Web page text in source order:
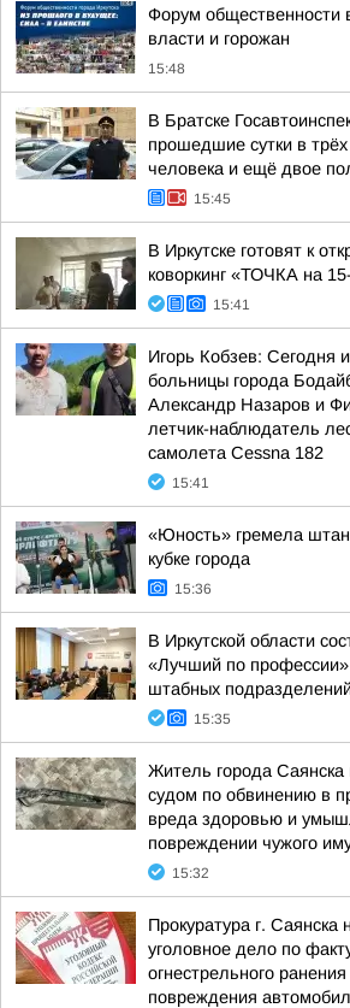
Форум общественности
власти и горожан
15:48
В Братске
прошедшие сутки в
человека и ещё двое
15:45
В Иркутске готовят к
коворкинг «ТОЧКА на
15:41
Игорь Кобзев: Сегодня
больницы города
Александр Назаров и
летчик-наблюдатель
самолета Cessna 182
15:41
«Юность» гремела
кубке города
15:36
В Иркутской области
«Лучший по профессии»
штабных
15:35
Житель города Саянска
судом по обвинению в
вреда здоровью и
повреждении чужого
15:32
Прокуратура г. Саянска
уголовное дело по
огнестрельного
повреждения